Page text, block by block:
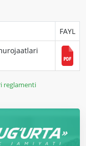
FAYL
reglamenti